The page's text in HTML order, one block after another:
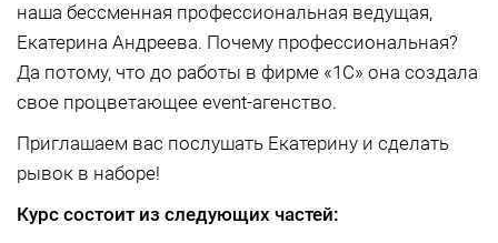
наша бессменная профессиональная ведущая,
Екатерина Андреева. Почему профессиональная?
Да потому, что до работы в фирме «1С» она создала
свое процветающее event-агенство.
Приглашаем вас послушать Екатерину и сделать
рывок в наборе!
Курс состоит из следующих частей: